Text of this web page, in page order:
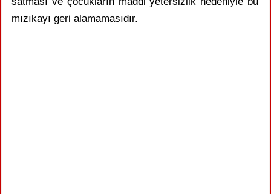
mızıkayı geri alamamasıdır.